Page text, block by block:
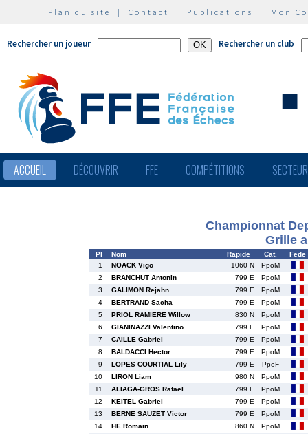
Plan du site | Contact | Publications | Mon
Rechercher un joueur Rechercher un club
ACCUEIL DÉCOUVRIR FFE COMPÉTITIONS
Championnat
Grille
Pl Nom Rapide Cat.
Fede
1
NOACK Vigo 1060 N
PpoM
2
BRANCHUT Antonin 799 E
PpoM
3
GALIMON Rejahn 799 E
PpoM
4
BERTRAND Sacha 799 E
PpoM
5
PRIOL RAMIERE Willow 830 N
PpoM
6
GIANINAZZI Valentino 799 E
PpoM
7
CAILLE Gabriel 799 E
PpoM
8
BALDACCI Hector 799 E
PpoM
9
LOPES COURTIAL Lily 799 E
PpoF
10
LIRON Liam 980 N
PpoM
11
ALIAGA-GROS Rafael 799 E
PpoM
12
KEITEL Gabriel 799 E
PpoM
13
BERNE SAUZET Victor 799 E
PpoM
14
HE Romain 860 N
PpoM